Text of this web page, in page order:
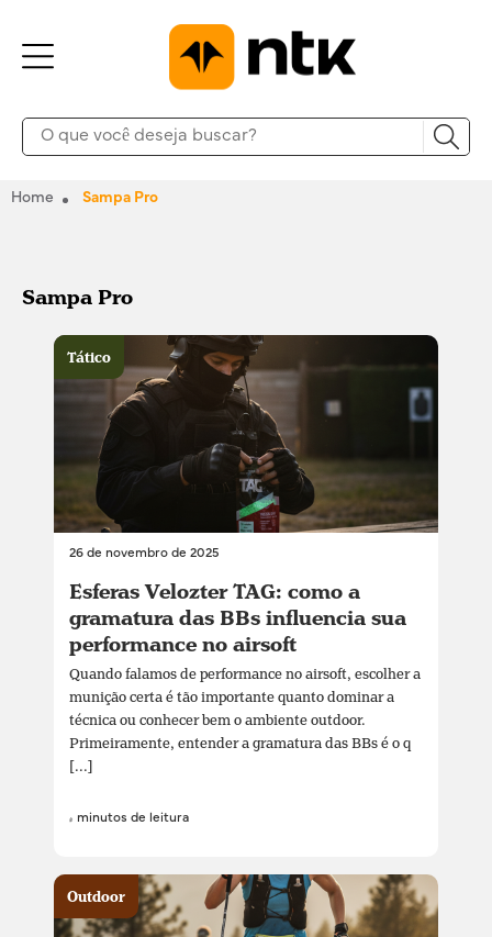
Home Sampa Pro
Sampa Pro
26 de novembro de 2025
Esferas Velozter TAG: como a
gramatura das BBs influencia sua
performance no airsoft
Quando falamos de performance no airsoft, escolher a
munição certa é tão importante quanto dominar a
técnica ou conhecer bem o ambiente outdoor.
Primeiramente, entender a gramatura das BBs é o q
[...]
4 minutos de leitura
Tático
Outdoor